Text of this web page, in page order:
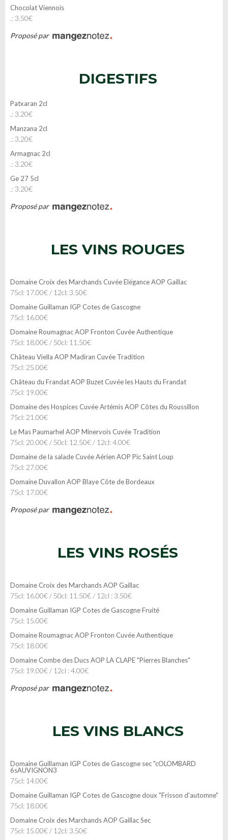
Chocolat Viennois
.: 3.50€
Proposé par
DIGESTIFS
Patxaran 2cl
.: 3.20€
Manzana 2cl
.: 3.20€
Armagnac 2cl
.: 3.20€
Ge 27 5cl
.: 3.20€
Proposé par
LES VINS ROUGES
Domaine Croix des Marchands Cuvée Elégance AOP Gaillac
75cl: 17.00€ / 12cl: 3.50€
Domaine Guillaman IGP Cotes de Gascogne
75cl: 16.00€
Domaine Roumagnac AOP Fronton Cuvée Authentique
75cl: 18.00€ / 50cl: 11.50€
Château Viella AOP Madiran Cuvée Tradition
75cl: 25.00€
Château du Frandat AOP Buzet Cuvée les Hauts du Frandat
75cl: 19.00€
Domaine des Hospices Cuvée Artémis AOP Côtes du Roussillon
75cl: 21.00€
Le Mas Paumarhel AOP Minervois Cuvée Tradition
75cl: 20.00€ / 50cl: 12.50€ / 12cl: 4.00€
Domaine de la salade Cuvée Aérien AOP Pic Saint Loup
75cl: 27.00€
Domaine Duvallon AOP Blaye Côte de Bordeaux
75cl: 17.00€
Proposé par
LES VINS ROSÉS
Domaine Croix des Marchands AOP Gaillac
75cl: 16.00€ / 50cl: 11.50€ / 12cl : 3.50€
Domaine Guillaman IGP Cotes de Gascogne Fruité
75cl: 15.00€
Domaine Roumagnac AOP Fronton Cuvée Authentique
75cl: 18.00€
Domaine Combe des Ducs AOP LA CLAPE "Pierres Blanches"
75cl: 19.00€ / 12cl : 4.00€
Proposé par
LES VINS BLANCS
Domaine Guillaman IGP Cotes de Gascogne sec "cOLOMBARD
6sAUVIGNON3
75cl: 14.00€
Domaine Guillaman IGP Cotes de Gascogne doux "Frisson d'automne"
75cl: 18.00€
Domaine Croix des Marchands AOP Gaillac Sec
75cl: 15.00€ / 12cl: 3.50€